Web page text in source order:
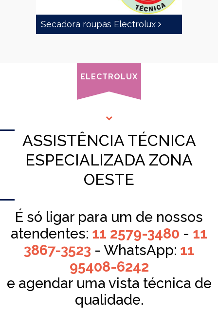
Secadora roupas Electrolux
ELECTROLUX
ASSISTÊNCIA TÉCNICA
ESPECIALIZADA ZONA
OESTE
É só ligar para um de nossos
atendentes: 11 2579-3480 - 11
3867-3523 - WhatsApp: 11
95408-6242
e agendar uma vista técnica de
qualidade.